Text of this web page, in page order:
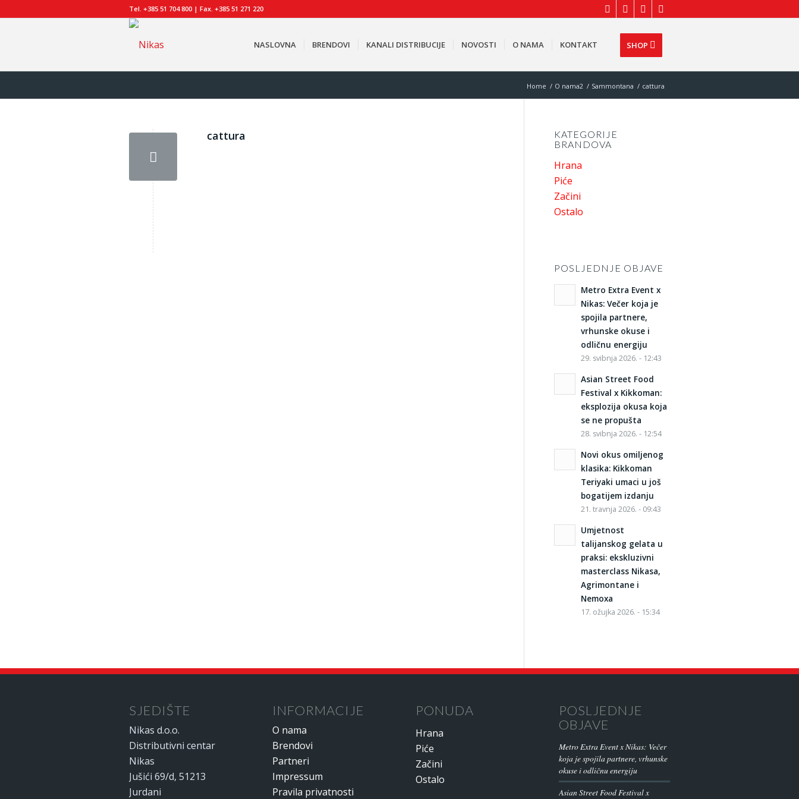
Tel. +385 51 704 800 | Fax. +385 51 271 220
NASLOVNA BRENDOVI KANALI DISTRIBUCIJE NOVOSTI O NAMA KONTAKT SHOP
Home / O nama2 / Sammontana / cattura
cattura
KATEGORIJE
BRANDOVA
Hrana
Piće
Začini
Ostalo
POSLJEDNJE OBJAVE
Metro Extra Event x
Nikas: Večer koja je
spojila partnere,
vrhunske okuse i
odličnu energiju
29. svibnja 2026. - 12:43
Asian Street Food
Festival x Kikkoman:
eksplozija okusa koja
se ne propušta
28. svibnja 2026. - 12:54
Novi okus omiljenog
klasika: Kikkoman
Teriyaki umaci u još
bogatijem izdanju
21. travnja 2026. - 09:43
Umjetnost
talijanskog gelata u
praksi: ekskluzivni
masterclass Nikasa,
Agrimontane i
Nemoxa
17. ožujka 2026. - 15:34
SJEDIŠTE
Nikas d.o.o.
Distributivni centar
Nikas
Jušići 69/d, 51213
Jurdani
INFORMACIJE
O nama
Brendovi
Partneri
Impressum
Pravila privatnosti
PONUDA
Hrana
Piće
Začini
Ostalo
POSLJEDNJE
OBJAVE
Metro Extra Event x Nikas: Večer
koja je spojila partnere, vrhunske
okuse i odličnu energiju
Asian Street Food Festival x